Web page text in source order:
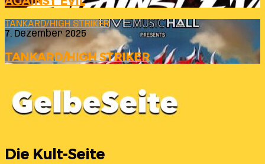
TANKARD/HIGH STRIKER
7. Dezember 2025
TANKARD/HIGH STRIKER
Die Kult-Seite